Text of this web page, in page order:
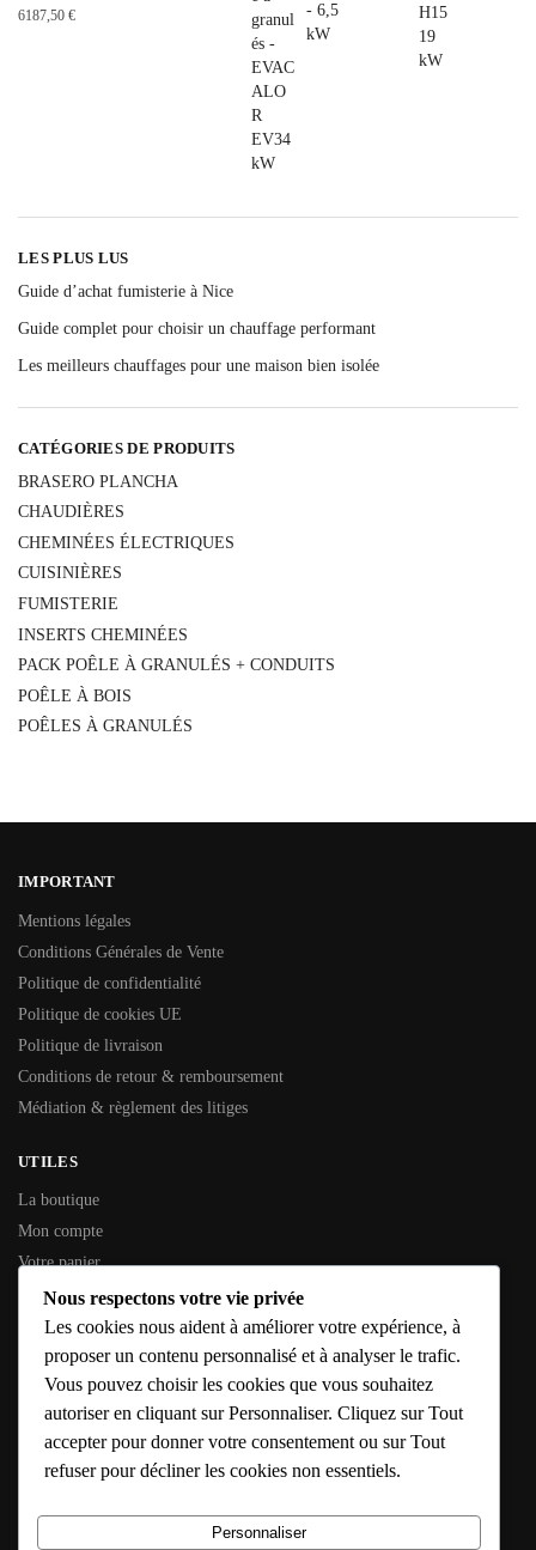
6187,50 €
LES PLUS LUS
Guide d’achat fumisterie à Nice
Guide complet pour choisir un chauffage performant
Les meilleurs chauffages pour une maison bien isolée
CATÉGORIES DE PRODUITS
BRASERO PLANCHA
CHAUDIÈRES
CHEMINÉES ÉLECTRIQUES
CUISINIÈRES
FUMISTERIE
INSERTS CHEMINÉES
PACK POÊLE À GRANULÉS + CONDUITS
POÊLE À BOIS
POÊLES À GRANULÉS
IMPORTANT
Mentions légales
Conditions Générales de Vente
Politique de confidentialité
Politique de cookies UE
Politique de livraison
Conditions de retour & remboursement
Médiation & règlement des litiges
UTILES
La boutique
Mon compte
Votre panier
Contactez-nous
INFORMATIONS GÉNÉRALES
SIREN :353 794 936
SIRET :353 794 936 00016
Adresse :10 Rue de l’Étang, 79190 Caunay
E-mail : solutions@confort-chauffage-expert.fr
Lun – Sam : 8h – 18h
Nous respectons votre vie privée
Les cookies nous aident à améliorer votre expérience, à
proposer un contenu personnalisé et à analyser le trafic.
Vous pouvez choisir les cookies que vous souhaitez
autoriser en cliquant sur Personnaliser. Cliquez sur Tout
accepter pour donner votre consentement ou sur Tout
refuser pour décliner les cookies non essentiels.
Personnaliser